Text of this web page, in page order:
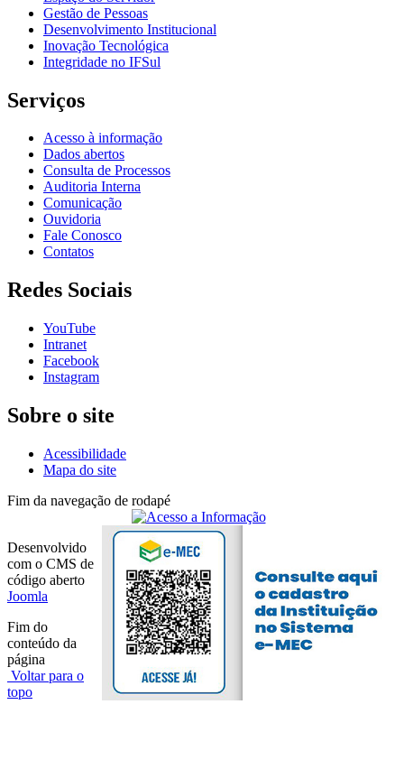
Gestão de Pessoas
Desenvolvimento Institucional
Inovação Tecnológica
Integridade no IFSul
Serviços
Acesso à informação
Dados abertos
Consulta de Processos
Auditoria Interna
Comunicação
Ouvidoria
Fale Conosco
Contatos
Redes Sociais
YouTube
Intranet
Facebook
Instagram
Sobre o site
Acessibilidade
Mapa do site
Fim da navegação de rodapé
Desenvolvido
com o CMS de
código aberto
Joomla
Fim do
conteúdo da
página
Voltar para o
topo